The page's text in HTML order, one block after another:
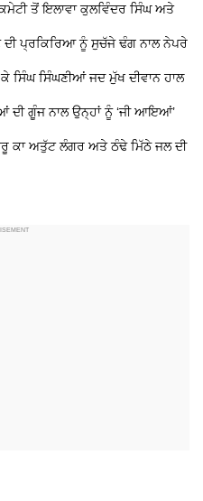
ਤੋਂ ਇਲਾਵਾ ਕੁਲਵਿੰਦਰ ਸਿੰਘ ਅਤੇ
ਦੀ ਪ੍ਰਕਿਰਿਆ ਨੂੰ ਸੁਚੱਜੇ ਢੰਗ ਨਾਲ ਨੇਪਰੇ
ਸਿੰਘਣੀਆਂ ਜਦ ਮੁੱਖ ਦੀਵਾਨ ਹਾਲ
ਦੀ ਗੂੰਜ ਨਾਲ ਉਨ੍ਹਾਂ ਨੂੰ ‘ਜੀ ਆਇਆਂ’
ਕਾ ਅਤੁੱਟ ਲੰਗਰ ਅਤੇ ਠੰਢੇ ਮਿੱਠੇ ਜਲ ਦੀ